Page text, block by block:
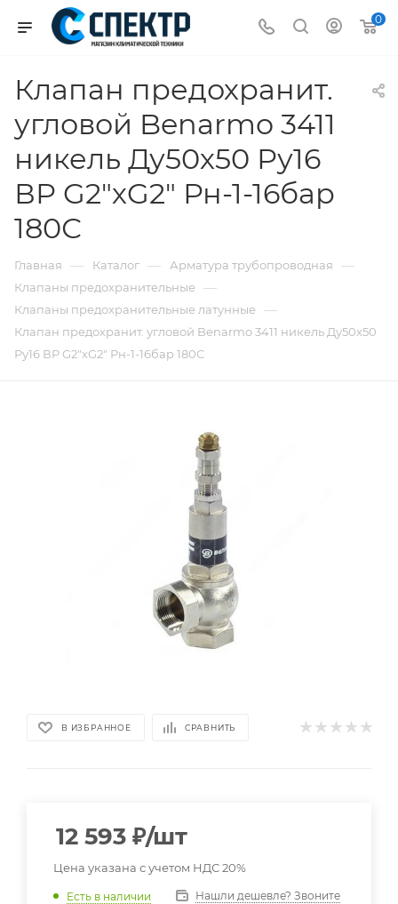
0
Клапан предохранит.
угловой Benarmo 3411
никель Ду50х50 Ру16
ВР G2"хG2" Рн-1-16бар
180С
Главная — Каталог — Арматура трубопроводная —
Клапаны предохранительные —
Клапаны предохранительные латунные —
Клапан предохранит. угловой Benarmo 3411 никель Ду50х50
Ру16 ВР G2"хG2" Рн-1-16бар 180С
В ИЗБРАННОЕ СРАВНИТЬ
12 593 ₽/шт
Цена указана с учетом НДС 20%
Есть в наличии Нашли дешевле? Звоните